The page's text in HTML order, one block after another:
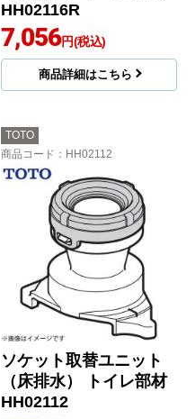
HH02116R
7,056円(税込)
商品詳細はこちら
TOTO
商品コード ：HH02112
ソケット取替ユニット
（床排水） トイレ部材
HH02112